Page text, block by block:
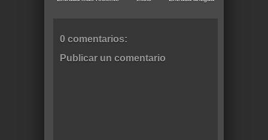
0 comentarios:
Publicar un comentario